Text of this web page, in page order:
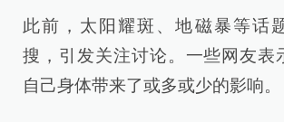
此前，太阳耀斑、地磁暴等话
搜，引发关注讨论。一些网友表
自己身体带来了或多或少的影响。